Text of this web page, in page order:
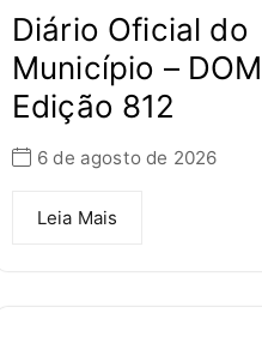
Diário Oficial do
Município –
Edição 812
6 de agosto de 2026
Leia Mais